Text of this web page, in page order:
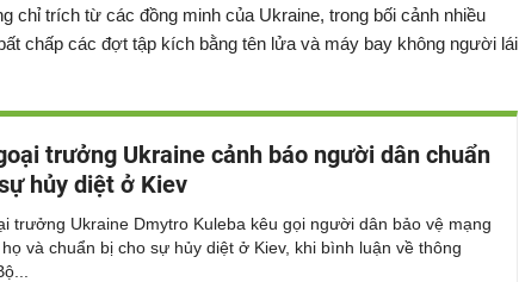
chỉ trích từ các đồng minh của Ukraine, trong bối cảnh nhiều
chấp các đợt tập kích bằng tên lửa và máy bay không người lái
trưởng Ukraine cảnh báo người dân chuẩn
hủy diệt ở Kiev
trưởng Ukraine Dmytro Kuleba kêu gọi người dân bảo vệ mạng
và chuẩn bị cho sự hủy diệt ở Kiev, khi bình luận về thông